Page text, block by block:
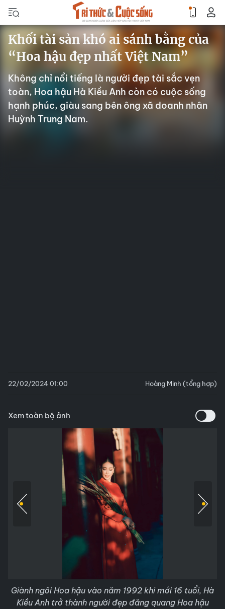
Khối tài sản khó ai sánh bằng của
“Hoa hậu đẹp nhất Việt Nam”
Không chỉ nổi tiếng là người đẹp tài sắc vẹn
toàn, Hoa hậu Hà Kiều Anh còn có cuộc sống
hạnh phúc, giàu sang bên ông xã doanh nhân
Huỳnh Trung Nam.
22/02/2024 01:00 Hoàng Minh (tổng hợp)
Xem toàn bộ ảnh
Giành ngôi Hoa hậu vào năm 1992 khi mới 16 tuổi, Hà
Kiều Anh trở thành người đẹp đăng quang Hoa hậu